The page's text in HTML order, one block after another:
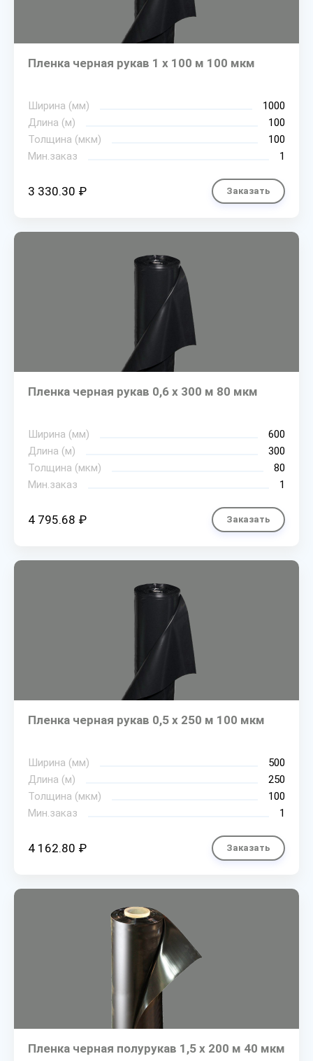
Пленка черная рукав 1 х 100 м 100 мкм
Ширина (мм)
1000
Длина (м)
100
Толщина (мкм)
100
Мин.заказ
1
3 330.30 ₽ Заказать
Пленка черная рукав 0,6 х 300 м 80 мкм
Ширина (мм)
600
Длина (м)
300
Толщина (мкм)
80
Мин.заказ
1
4 795.68 ₽ Заказать
Пленка черная рукав 0,5 х 250 м 100 мкм
Ширина (мм)
500
Длина (м)
250
Толщина (мкм)
100
Мин.заказ
1
4 162.80 ₽ Заказать
Пленка черная полурукав 1,5 х 200 м 40 мкм